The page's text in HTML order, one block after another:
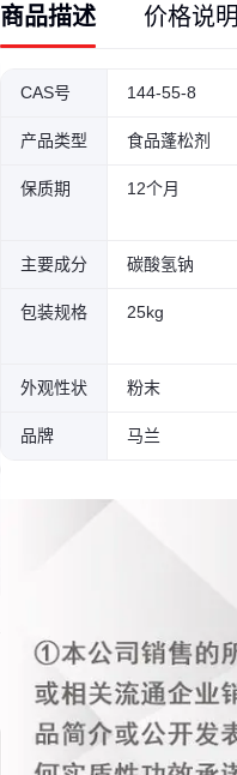
商品描述 价格说明
CAS号 144-55-8
产品类型 食品蓬松剂
保质期 12个月
主要成分 碳酸氢钠
包装规格 25kg
外观性状 粉末
品牌 马兰